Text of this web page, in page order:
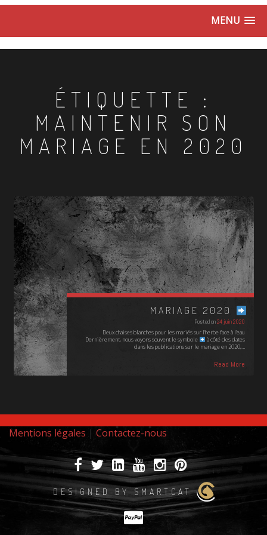
MENU
ÉTIQUETTE :
MAINTENIR SON
MARIAGE EN 2020
MARIAGE 2020
Posted on24 juin 2020
Deux chaises blanches pour les mariés sur l'herbe face à l'eau
Dernièrement, nous voyons souvent le symbole
à côté des dates
dans les publications sur le mariage en 2020,…
Read More
Mentions légales | Contactez-nous
DESIGNED BY SMARTCAT